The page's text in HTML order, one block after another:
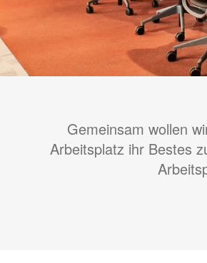
Gemeinsam wollen
Arbeitsplatz ihr Bestes